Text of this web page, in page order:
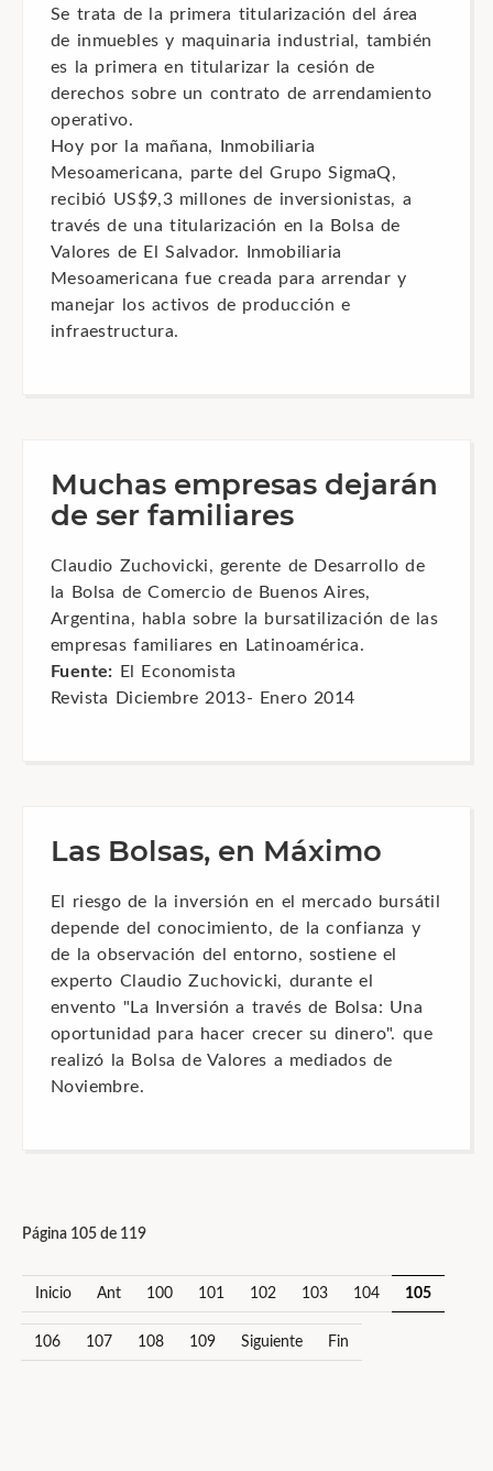
Se trata de la primera titularización del área
de inmuebles y maquinaria industrial, también
es la primera en titularizar la cesión de
derechos sobre un contrato de arrendamiento
operativo.
Hoy por la mañana, Inmobiliaria
Mesoamericana, parte del Grupo SigmaQ,
recibió US$9,3 millones de inversionistas, a
través de una titularización en la Bolsa de
Valores de El Salvador. Inmobiliaria
Mesoamericana fue creada para arrendar y
manejar los activos de producción e
infraestructura.
Muchas empresas dejarán
de ser familiares
Claudio Zuchovicki, gerente de Desarrollo de
la Bolsa de Comercio de Buenos Aires,
Argentina, habla sobre la bursatilización de las
empresas familiares en Latinoamérica.
Fuente: El Economista
Revista Diciembre 2013- Enero 2014
Las Bolsas, en Máximo
El riesgo de la inversión en el mercado bursátil
depende del conocimiento, de la confianza y
de la observación del entorno, sostiene el
experto Claudio Zuchovicki, durante el
envento "La Inversión a través de Bolsa: Una
oportunidad para hacer crecer su dinero". que
realizó la Bolsa de Valores a mediados de
Noviembre.
Página 105 de 119
Inicio Ant 100 101 102 103 104 105
106 107 108 109 Siguiente Fin